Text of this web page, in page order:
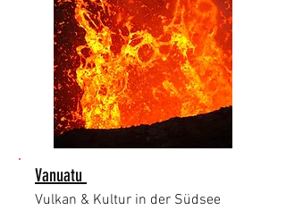
Vanuatu
Vulkan & Kultur in der Südsee